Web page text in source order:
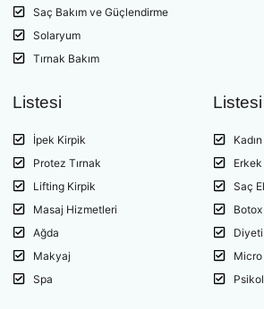
Saç Bakım ve Güçlendirme
Solaryum
Tırnak Bakım
Listesi
İpek Kirpik
Protez Tırnak
Lifting Kirpik
Masaj Hizmetleri
Ağda
Makyaj
Spa
Listesi
Saç
Botox